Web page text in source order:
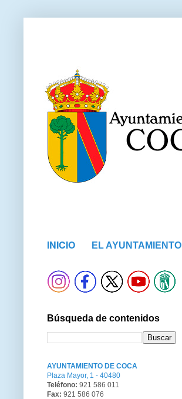
INICIO EL AYUNTAMIENTO
Búsqueda de contenidos
AYUNTAMIENTO DE COCA
Plaza Mayor, 1 - 40480
Teléfono: 921 586 011
Fax: 921 586 076